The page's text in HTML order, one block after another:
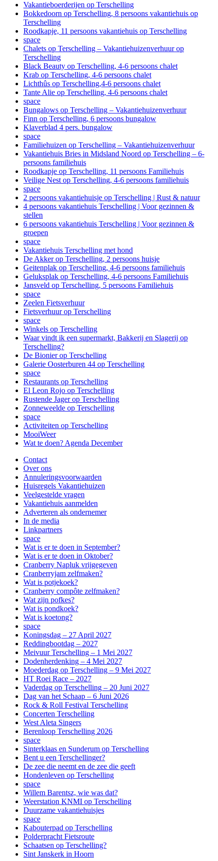
Vakantieboerderijen op Terschelling
Bokkedoorn op Terschelling, 8 persoons vakantiehuis op
Terschelling
Roodkapje, 11 persoons vakantiehuis op Terschelling
space
Chalets op Terschelling – Vakantiehuizenverhuur op
Terschelling
Black Beauty op Terschelling, 4-6 persoons chalet
Krab op Terschelling, 4-6 persoons chalet
Lichthûs op Terschelling,4-6 persoons chalet
Tante Alie op Terschelling, 4-6 persoons chalet
space
Bungalows op Terschelling – Vakantiehuizenverhuur
Finn op Terschelling, 6 persoons bungalow
Klaverblad 4 pers. bungalow
space
Familiehuizen op Terschelling – Vakantiehuizenverhuur
Vakantiehuis Bries in Midsland Noord op Terschelling – 6-
persoons familiehuis
Roodkapje op Terschelling, 11 persoons Familiehuis
Veilige Nest op Terschelling, 4-6 persoons familiehuis
space
2 persoons vakantiehuisje op Terschelling | Rust & natuur
4 persoons vakantiehuis Terschelling | Voor gezinnen &
stellen
6 persoons vakantiehuis Terschelling | Voor gezinnen &
groepen
space
Vakantiehuis Terschelling met hond
De Akker op Terschelling, 2 persoons huisje
Geitenplak op Terschelling, 4-6 persoons familiehuis
Geluksplak op Terschelling, 4-6 persoons Familiehuis
Jansveld op Terschelling, 5 persoons Familiehuis
space
Zeelen Fietsverhuur
Fietsverhuur op Terschelling
space
Winkels op Terschelling
Waar vindt ik een supermarkt, Bakkerij en Slagerij op
Terschelling?
De Bionier op Terschelling
Galerie Oosterburen 44 op Terschelling
space
Restaurants op Terschelling
El Leon Rojo op Terschelling
Rustende Jager op Terschelling
Zonneweelde op Terschelling
space
Activiteiten op Terschelling
MooiWeer
Wat te doen? Agenda December
Contact
Over ons
Annuleringsvoorwaarden
Huisregels Vakantiehuizen
Veelgestelde vragen
Vakantiehuis aanmelden
Adverteren als ondernemer
In de media
Linkpartners
space
Wat is er te doen in September?
Wat is er te doen in Oktober?
Cranberry Napluk vrijgegeven
Cranberryjam zelfmaken?
Wat is potjekoek?
Cranberry compôte zelfmaken?
Wat zijn pofkes?
Wat is pondkoek?
Wat is koetong?
space
Koningsdag – 27 April 2027
Reddingbootdag – 2027
Meivuur Terschelling – 1 Mei 2027
Dodenherdenking – 4 Mei 2027
Moederdag op Terschelling – 9 Mei 2027
HT Roei Race – 2027
Vaderdag op Terschelling – 20 Juni 2027
Dag van het Schaap – 6 Juni 2026
Rock & Roll Festival Terschelling
Concerten Terschelling
West Aleta Singers
Berenloop Terschelling 2026
space
Sinterklaas en Sunderum op Terschelling
Bent u een Terschellinger?
De zee die neemt en de zee die geeft
Hondenleven op Terschelling
space
Willem Barentsz, wie was dat?
Weerstation KNMI op Terschelling
Duurzame vakantiehuisjes
space
Kabouterpad op Terschelling
Polderpracht Fietsroute
Schaatsen op Terschelling?
Sint Janskerk in Hoorn